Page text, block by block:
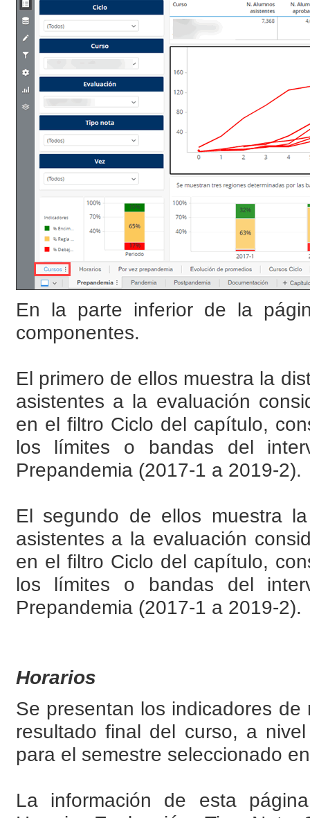
En la parte inferior de la
componentes.
El primero de ellos muestra la
asistentes a la evaluación
en el filtro Ciclo del capítulo,
los límites o bandas del
Prepandemia (2017-1 a 2019-2).
El segundo de ellos muestra
asistentes a la evaluación
en el filtro Ciclo del capítulo,
los límites o bandas del
Prepandemia (2017-1 a 2019-2).
Horarios
Se presentan los indicadores
resultado final del curso, a
para el semestre seleccionado
La información de esta